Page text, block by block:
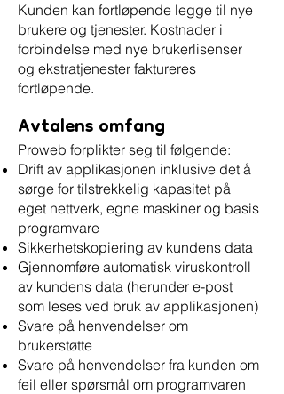
Kunden kan fortløpende legge til nye
brukere og tjenester. Kostnader i
forbindelse med nye brukerlisenser
og ekstratjenester faktureres
fortløpende.
Avtalens omfang
Proweb forplikter seg til følgende:
Drift av applikasjonen inklusive det å
sørge for tilstrekkelig kapasitet på
eget nettverk, egne maskiner og basis
programvare
Sikkerhetskopiering av kundens data
Gjennomføre automatisk viruskontroll
av kundens data (herunder e-post
som leses ved bruk av applikasjonen)
Svare på henvendelser om
brukerstøtte
Svare på henvendelser fra kunden om
feil eller spørsmål om programvaren